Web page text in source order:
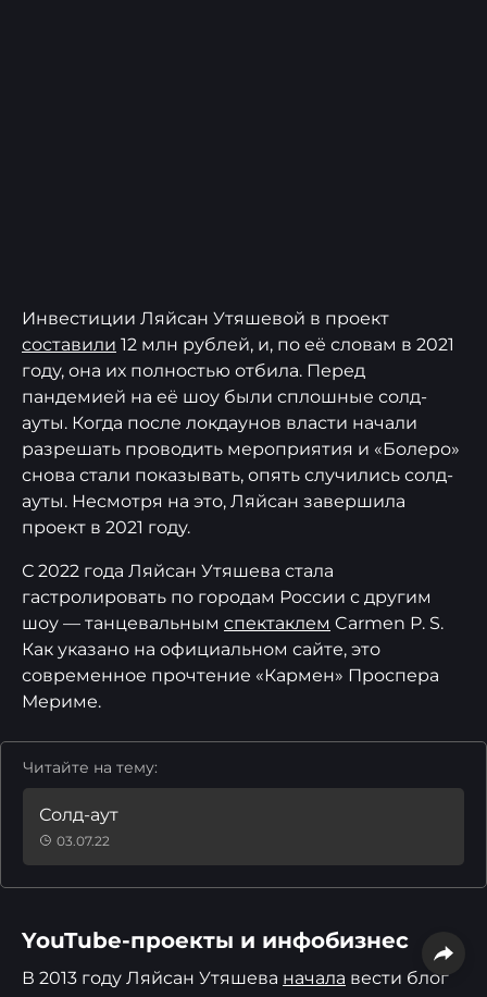
Инвестиции Ляйсан Утяшевой в проект
составили 12 млн рублей, и, по её словам в 2021
году, она их полностью отбила. Перед
пандемией на её шоу были сплошные солд-
ауты. Когда после локдаунов власти начали
разрешать проводить мероприятия и «Болеро»
снова стали показывать, опять случились солд-
ауты. Несмотря на это, Ляйсан завершила
проект в 2021 году.
С 2022 года Ляйсан Утяшева стала
гастролировать по городам России с другим
шоу — танцевальным спектаклем Carmen P. S.
Как указано на официальном сайте, это
современное прочтение «Кармен» Проспера
Мериме.
Читайте на тему:
Солд-аут
03.07.22
YouTube-проекты и инфобизнес
В 2013 году Ляйсан Утяшева начала вести блог